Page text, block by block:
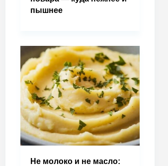
пышнее
Не молоко и не масло: